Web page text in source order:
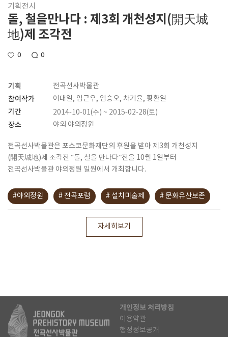
기획전시
돌, 철을만나다 : 제3회 개천성지(開天城
地)제 조각전
0 0
기획 전곡선사박물관
참여작가 이대일, 임근우, 임승오, 차기율, 황환일
기간 2014-10-01(수) ~ 2015-02-28(토)
장소 야외 야외정원
전곡선사박물관은 포스코문화재단의 후원을 받아 제3회 개천성지
(開天城地)제 조각전 “돌, 철을 만나다”전을 10월 1일부터
전곡선사박물관 야외정원 일원에서 개최합니다.
#야외정원 # 전곡포럼 # 설치미술제 # 문화유산보존
자세히보기
개인정보 처리방침
이용약관
행정정보공개